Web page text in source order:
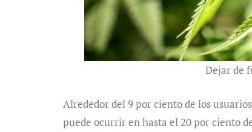
Dejar de
Alrededor del 9 por ciento de los
puede ocurrir en hasta el 20 por ciento